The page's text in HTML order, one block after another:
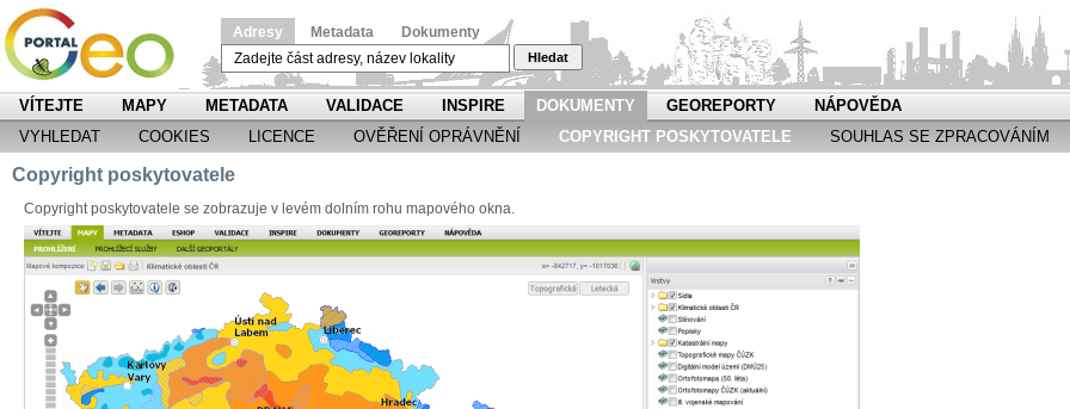
Adresy Metadata Dokumenty
Hledat
VÍTEJTE MAPY METADATA VALIDACE INSPIRE DOKUMENTY GEOREPORTY
NÁPOVĚDA
VYHLEDAT
COOKIES LICENCE OVĚŘENÍ OPRÁVNĚNÍ COPYRIGHT POSKYTOVATELE SOUHLAS SE ZPRACOVÁNÍM
Copyright poskytovatele
Copyright poskytovatele se zobrazuje v levém dolním rohu mapového okna.